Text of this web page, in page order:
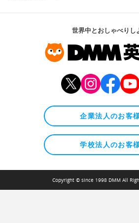
世界中とおしゃべりし
企業法人のお客
学校法人のお客
Copyright © since 1998 DMM All